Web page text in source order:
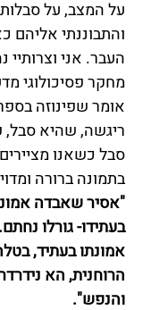
על המצב, על
והתבוננתי אליהם
העבר. אני וצרותיי
מחקר פסיכולוגי
אומר שפינוזה
ריגשה, שהיא סבל,
סבל כשאנו
בתמונה ברורה
"אסיר שאבדה
בעתידו- גורלו
אמונתו בעתיד,
הרוחנית, הא נידרדר
והנפש".